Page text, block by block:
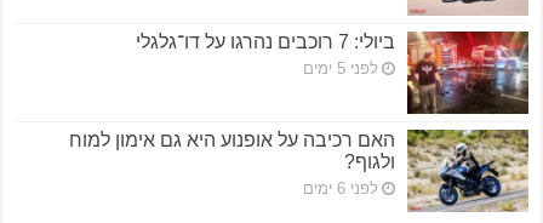
ביולי: 7 רוכבים נהרגו על דו־גלגלי
לפני 5 ימים
האם רכיבה על אופנוע היא גם אימון למוח
ולגוף?
לפני 6 ימים